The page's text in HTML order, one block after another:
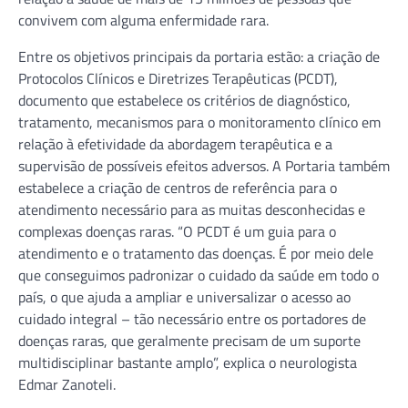
convivem com alguma enfermidade rara.
Entre os objetivos principais da portaria estão: a criação de
Protocolos Clínicos e Diretrizes Terapêuticas (PCDT),
documento que estabelece os critérios de diagnóstico,
tratamento, mecanismos para o monitoramento clínico em
relação à efetividade da abordagem terapêutica e a
supervisão de possíveis efeitos adversos. A Portaria também
estabelece a criação de centros de referência para o
atendimento necessário para as muitas desconhecidas e
complexas doenças raras. “O PCDT é um guia para o
atendimento e o tratamento das doenças. É por meio dele
que conseguimos padronizar o cuidado da saúde em todo o
país, o que ajuda a ampliar e universalizar o acesso ao
cuidado integral – tão necessário entre os portadores de
doenças raras, que geralmente precisam de um suporte
multidisciplinar bastante amplo”, explica o neurologista
Edmar Zanoteli.